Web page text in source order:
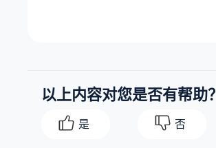
以上内容对您是否有帮助？
是 否